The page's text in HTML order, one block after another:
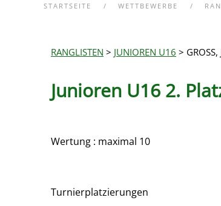
STARTSEITE WETTBEWERBE
RANGLISTEN > JUNIOREN U16 > GROSS,
Junioren U16 2.
Wertung : maximal 10
Turnierplatzierungen